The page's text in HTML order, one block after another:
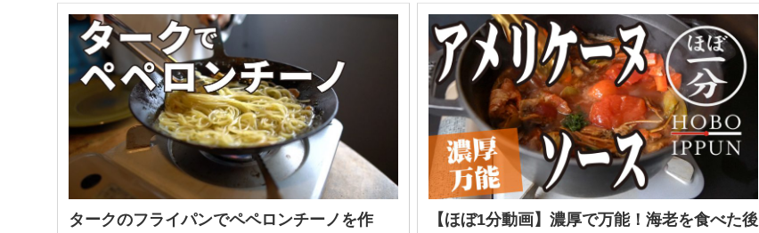
タークのフライパンでペペロンチーノを作
【ほぼ1分動画】濃厚で万能！海老を食べた後